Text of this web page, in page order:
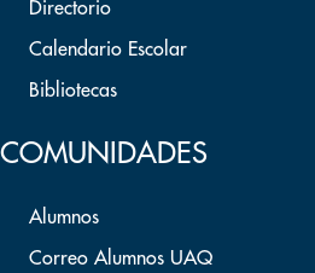
Directorio
Calendario Escolar
Bibliotecas
COMUNIDADES
Alumnos
Correo Alumnos UAQ